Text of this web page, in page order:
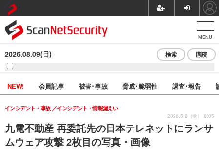
MENU
2026.08.09(日) 検索 購読
NEW! 会員記事 被害･事故 脅威･脆弱性 調査･報告
九電不動産 再委託先の日本テレネットにランサ
ムウェア攻撃 2枚目の写真・画像
インシデント・事故 インシデント・情報漏えい
2026.5.8（金） 8:05